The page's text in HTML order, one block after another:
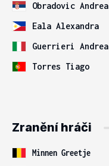
Obradovic Andrea
Eala Alexandra
Guerrieri Andrea
Torres Tiago
Zranění hráči
Minnen Greetje